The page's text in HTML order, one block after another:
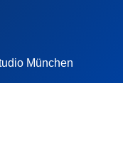
München